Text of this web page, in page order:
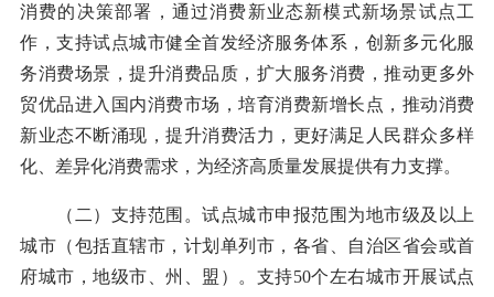
消费的决策部署，通过消费新业态新模式新场景试点工
作，支持试点城市健全首发经济服务体系，创新多元化服
务消费场景，提升消费品质，扩大服务消费，推动更多外
贸优品进入国内消费市场，培育消费新增长点，推动消费
新业态不断涌现，提升消费活力，更好满足人民群众多样
化、差异化消费需求，为经济高质量发展提供有力支撑。
（二）支持范围。试点城市申报范围为地市级及以上
城市（包括直辖市，计划单列市，各省、自治区省会或首
府城市，地级市、州、盟）。支持50个左右城市开展试点